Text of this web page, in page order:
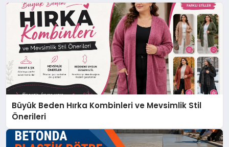
Büyük Beden Hırka Kombinleri ve Mevsimlik Stil
Önerileri